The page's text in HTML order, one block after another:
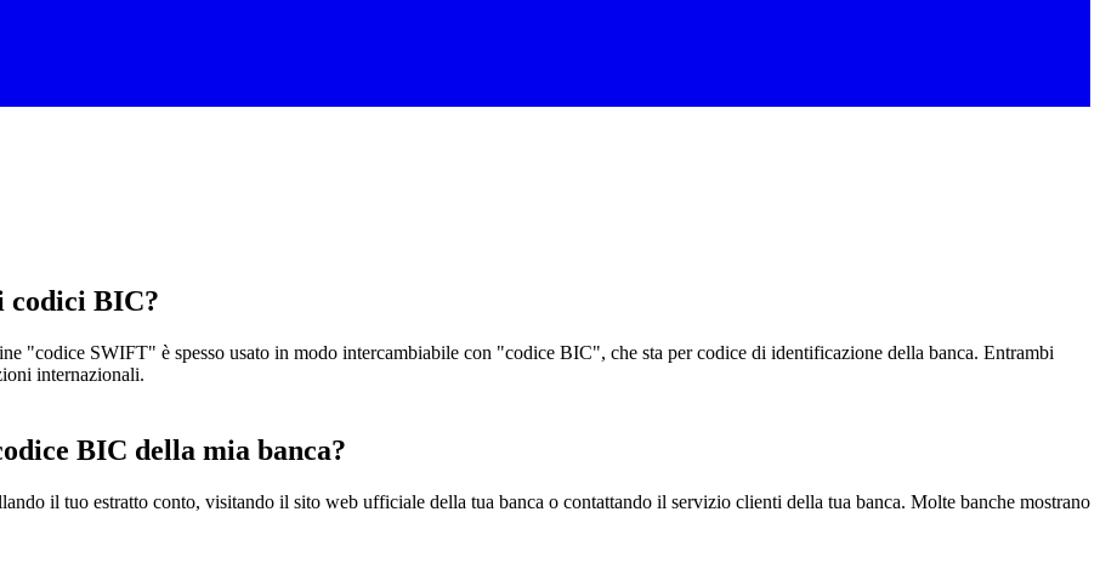
codici BIC?
"codice SWIFT" è spesso usato in modo intercambiabile con "codice BIC", che sta per codice di identificazione della banca. Entrambi
internazionali.
BIC della mia banca?
il tuo estratto conto, visitando il sito web ufficiale della tua banca o contattando il servizio clienti della tua banca. Molte banche mostrano